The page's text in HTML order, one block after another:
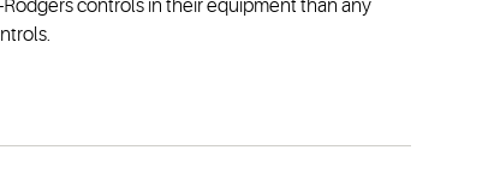
controls in their equipment than any